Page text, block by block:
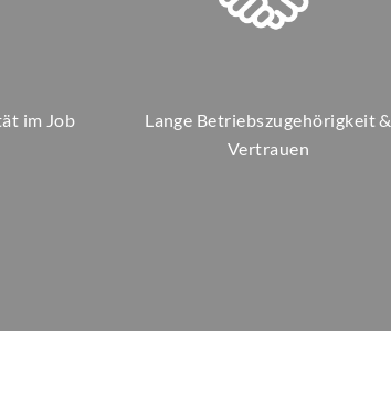
im Job
Lange Betriebszugehörigkeit &
Vertrauen